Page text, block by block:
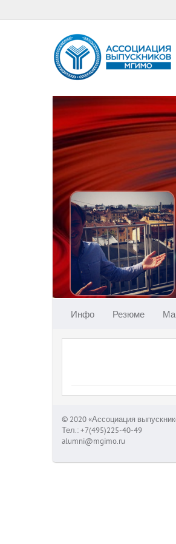
Инфо Резюме
© 2020 «Ассоциация
Тел.: +7(495)225-40-49
alumni@mgimo.ru